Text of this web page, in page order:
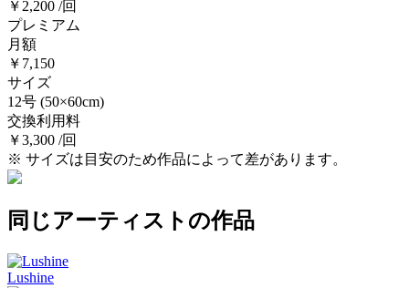
￥2,200 /回
プレミアム
月額
￥7,150
サイズ
12号 (50×60cm)
交換利用料
￥3,300 /回
※ サイズは目安のため作品によって差があります。
同じアーティストの作品
Lushine